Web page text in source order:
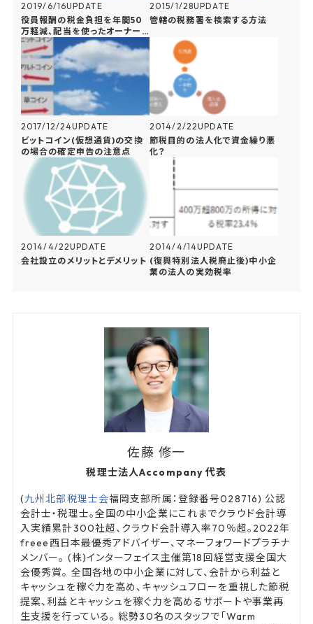
2019/6/16UPDATE
役員報酬の税金負担を年間50
万軽減、配当を使ったオーナー
還元方法を解説
2015/1/28UPDATE
管轄の税務署を検索する方法
2017/12/24UPDATE
ビットコイン(仮想通貨)の交換
の場合の確定申告の注意点
2014/2/22UPDATE
節税目的の法人化で資金繰り悪
化？
2014/4/22UPDATE
会社設立のメリットとデメリット
2014/4/14UPDATE
(復興特別法人税廃止後)中小企
業の法人の実効税率
佐藤 修一
税理士法人Accompany 代表
(九州北部税理士会福岡支部所属：登録番号028716) 公認
会計士・税理士。全国の中小企業にこれまでクラウド会計導
入実績累計300社超、クラウド会計導入率70％超。2022年
freee西日本最優秀アドバイザー、マネーフォワードプラチナ
メンバー。 (株)インターフェイス主催第18回経営支援全国大
会優秀賞。 全国各地の中小企業に対して、会計から利益と
キャッシュを稼ぐ力を高め、キャッシュフローを重視した節税
提案、利益とキャッシュを稼ぐ力を高めるサポートや事業再
生支援を行っている。 総勢30名のスタッフで「Warm